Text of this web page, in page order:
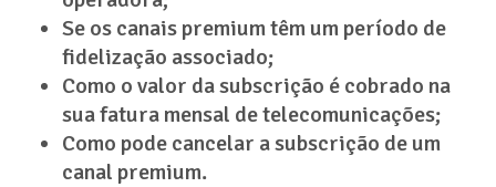
Se os canais premium têm um período de
fidelização associado;
Como o valor da subscrição é cobrado na
sua fatura mensal de telecomunicações;
Como pode cancelar a subscrição de um
canal premium.